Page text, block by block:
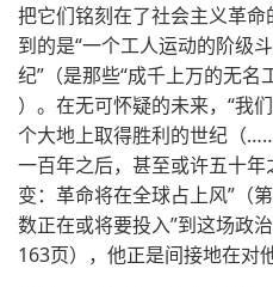
把它们铭刻在了社会主义革
到的是“一个工人运动的阶级
纪”（是那些“成千上万的无
）。在无可怀疑的未来，“我
个大地上取得胜利的世纪（
一百年之后，甚至或许五十
变：革命将在全球占上风”（
数正在或将要投入”到这场政
163页），他正是间接地在对